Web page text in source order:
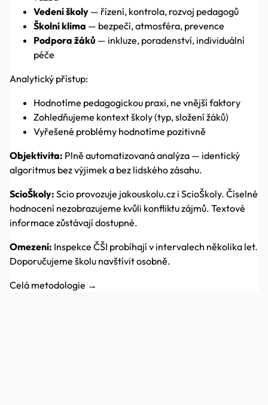
Vedení školy — řízení, kontrola, rozvoj pedagogů
Školní klima — bezpečí, atmosféra, prevence
Podpora žáků — inkluze, poradenství, individuální
péče
Analytický přístup:
Hodnotíme pedagogickou praxi, ne vnější faktory
Zohledňujeme kontext školy (typ, složení žáků)
Vyřešené problémy hodnotíme pozitivně
Objektivita: Plně automatizovaná analýza — identický
algoritmus bez výjimek a bez lidského zásahu.
ScioŠkoly: Scio provozuje jakouskolu.cz i ScioŠkoly. Číselné
hodnocení nezobrazujeme kvůli konfliktu zájmů. Textové
informace zůstávají dostupné.
Omezení: Inspekce ČŠI probíhají v intervalech několika let.
Doporučujeme školu navštívit osobně.
Celá metodologie →